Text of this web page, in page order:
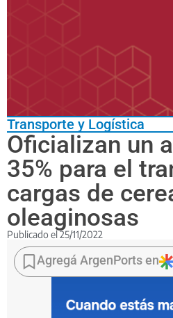
Transporte y Logística
Oficializan un
35% para el
cargas de
oleaginosas
Publicado el25/11/2022
En
los
últimos
Agregá ArgenPorts en